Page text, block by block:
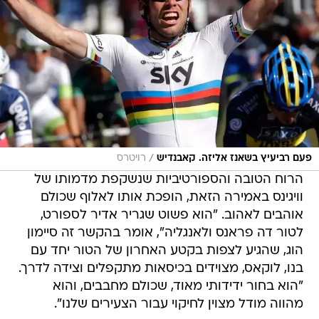
פעם רביעיץ בשאנז אליזה. קאבנדיש / רויטרס
הרוח הטובה והספורטיביות שנשקפת מדמותו של
וויגינס באמירה הזאת, הופכת אותו לאלוף שכולם
אוהבים לאהוב. "הוא פשוט שגריר אדיר לספורט,
לטור דה פראנס ולאנגליה", אומר בהקשר זה סיימון
הוג, שהגיע לצפות בקטע האחרון של הטור יחד עם
בנו, לוקאס, מצוידים בכיסאות מתקפלים וצידה לדרך.
"הוא בחור ידידותי מאוד, שכולם מחבבים, והוא
מהווה מודל מצוין לחיקוי עבור הצעירים שלנו".